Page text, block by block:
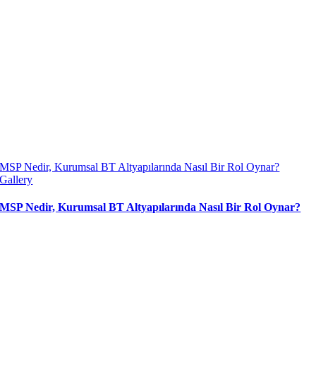
MSP Nedir, Kurumsal BT Altyapılarında Nasıl Bir Rol Oynar?
Gallery
MSP Nedir, Kurumsal BT Altyapılarında Nasıl Bir Rol Oynar?